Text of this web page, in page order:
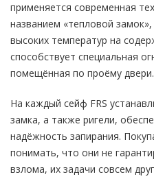
применяется современная
названием «тепловой
высоких температур на
способствует специальная
помещённая по проёму двери.
На каждый сейф FRS
замка, а также ригели,
надёжность запирания.
понимать, что они не
взлома, их задачи совсем